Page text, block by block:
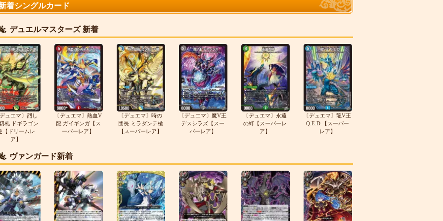
着シングルカード
デュエルマスターズ 新着
ュエマ〕烈し
札 ドギラゴン
【ドリームレ
ア】
〔デュエマ〕熱血V
龍 ガイギンガ【ス
ーパーレア】
〔デュエマ〕時の
団長 ミラダンテ槍
【スーパーレア】
〔デュエマ〕魔V王
デスシラズ【スー
パーレア】
〔デュエマ〕永遠
の絆【スーパーレ
ア】
〔デュエマ〕龍V王
Q.E.D.【スーパー
レア】
ヴァンガード新着